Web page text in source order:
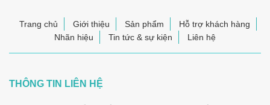
Trang chủ Giới thiệu Sản phẩm
Hỗ trợ khách hàng
Nhãn hiệu
Tin tức & sự kiện Liên hệ
THÔNG TIN LIÊN HỆ